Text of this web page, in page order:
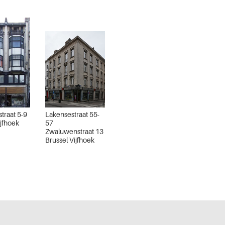
5-9
Lakensestraat 55-
57
Zwaluwenstraat 13
Brussel Vijfhoek